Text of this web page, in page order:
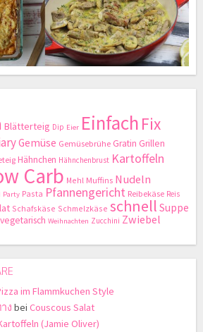
Blätterteig Dip Eier Einfach Fix
Gemüse Gemüsebrühe Gratin Grillen
Hähnchen Hähnchenbrust Kartoffeln
Carb Mehl Muffins Nudeln
Party Pasta Pfannengericht Reibekäse Reis
Schafskäse Schmelzkäse schnell Suppe
vegetarisch Weihnachten Zucchini Zwiebel
im Flammkuchen Style
ง bei Couscous Salat
(Jamie Oliver)